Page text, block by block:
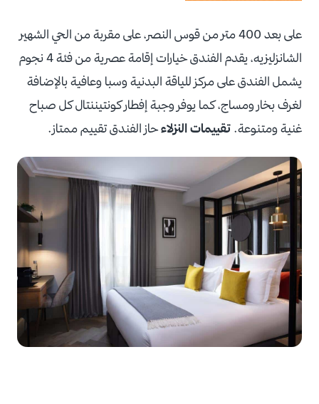
على بعد 400 متر من قوس النصر، على مقربة من الحي الشهير
الشانزليزيه، يقدم الفندق خيارات إقامة عصرية من فئة 4 نجوم
يشمل الفندق على مركز للياقة البدنية وسبا وعافية بالإضافة
لغرف بخار ومساج، كما يوفر وجبة إفطار كونتيننتال كل صباح
غنية ومتنوعة. تقييمات النزلاءحاز الفندق تقييم ممتاز.